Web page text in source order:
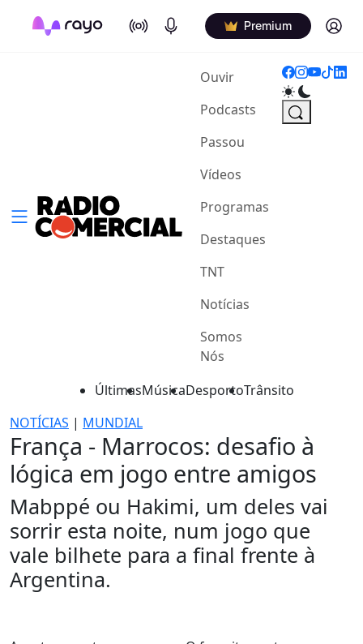
On Air Podcasts Premium Log in
Ouvir(current)
Podcasts
Passou
Vídeos
Programas
Destaques
TNT
Notícias
Somos
Nós
ÚltimasMúsicaDesportoTrânsito
NOTÍCIAS | MUNDIAL
França - Marrocos: desafio à
lógica em jogo entre amigos
Mabppé ou Hakimi, um deles vai
sorrir esta noite, num jogo que
vale bilhete para a final frente à
Argentina.